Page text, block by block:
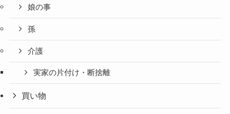
娘の事
孫
介護
実家の片付け・断捨離
買い物